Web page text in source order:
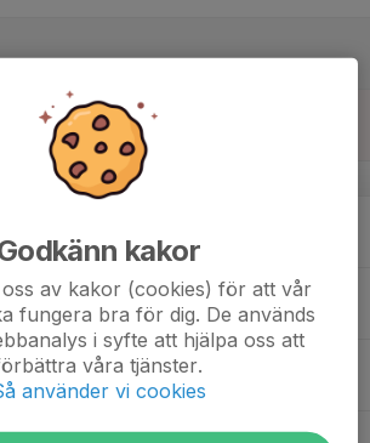
v.34
kakor
av kakor (cookies) för att vår
fungera bra för dig. De används
i syfte att hjälpa oss att
våra tjänster.
använder vi cookies